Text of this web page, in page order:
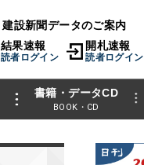
建設新聞データのご案内
結果速報
読者ログイン
開札速報
読者ログイン
書籍・データCD
BOOK・CD